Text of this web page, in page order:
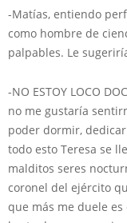
-Matías, entiendo
como hombre de
palpables. Le
-NO ESTOY LOCO
no me gustaría
poder dormir,
todo esto Teresa se
malditos seres
coronel del ejército
que más me duele